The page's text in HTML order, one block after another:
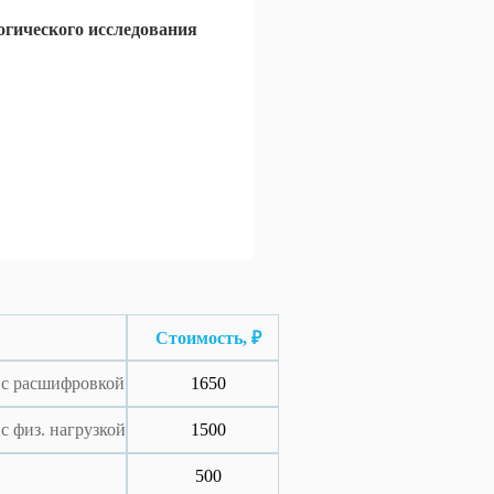
исследования
Стоимость, ₽
расшифровкой 1650
физ. нагрузкой 1500
500